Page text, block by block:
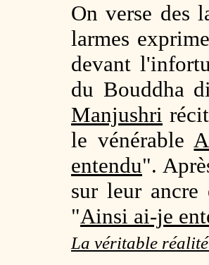
On verse des
larmes
devant
du Bouddha
Manjushri
le vénérable
entendu".
sur leur
"Ainsi ai-je
La véritable